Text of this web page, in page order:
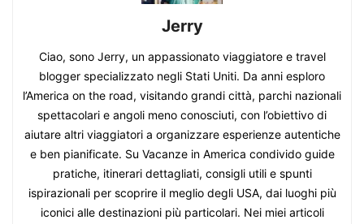
Jerry
Ciao, sono Jerry, un appassionato viaggiatore e travel
blogger specializzato negli Stati Uniti. Da anni esploro
l’America on the road, visitando grandi città, parchi nazionali
spettacolari e angoli meno conosciuti, con l’obiettivo di
aiutare altri viaggiatori a organizzare esperienze autentiche
e ben pianificate. Su Vacanze in America condivido guide
pratiche, itinerari dettagliati, consigli utili e spunti
ispirazionali per scoprire il meglio degli USA, dai luoghi più
iconici alle destinazioni più particolari. Nei miei articoli